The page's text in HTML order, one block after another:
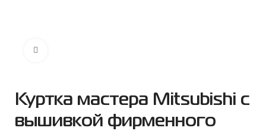
Куртка мастера Mitsubishi с
вышивкой фирменного